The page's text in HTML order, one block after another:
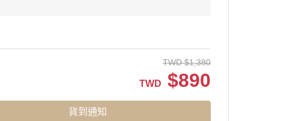
TWD $1,380
TWD $890
貨到通知